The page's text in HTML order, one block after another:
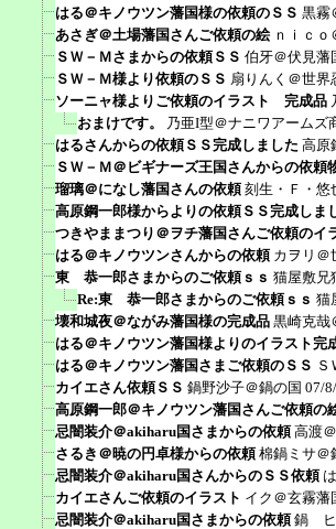
はる＠キノウツン藩国様の依頼のＳＳ 黒霧
あさぎ＠土場藩国さんご依頼の絵 ｎｉｃｏ
ＳＷ－Ｍさまからの依頼ＳＳ 伯牙＠伏見藩
ＳＷ－Ｍ様より依頼のＳＳ 扇りんく＠世界
ソーニャ様よりご依頼のイラスト 完成品
おまけです。
乃亜I型＠ナニワアームズ
はるさんからの依頼ＳＳ完成しました 高原
ＳＷ－Ｍ＠ビギナーズ王国さんからの依頼
瑠璃＠になし藩国さんの依頼 刻生・Ｆ・悠
高原鋼一郎様からよりの依頼ＳＳ完成しま
つきやままつり＠ヲチ藩国さんご依頼のイ
はる＠キノウツンさんからの依頼 カヲリ＠
東 恭一郎さまからのご依頼ｓｓ 猫屋敷兄
Re:東 恭一郎さまからのご依頼ｓｓ 猫
壊和城夜＠ながみ藩国様の完成品 黒崎克哉
はる＠キノウツン藩国様よりのイラスト完
はる＠キノウツン藩国さまご依頼のＳＳ Ｓ
カイエさん依頼ＳＳ 鍋野沙子＠鍋の国 07/
高原鋼一郎＠キノウツン藩国さんご依頼の
忌闇装介＠akiharu国さまからの依頼 高渡
さるき＠暁の円卓様からの依頼 棉鍋ミサ＠
忌闇装介＠akiharu国さんからのＳＳ依頼
カイエさんご依頼のイラスト イク＠玄霧藩
忌闇装介＠akiharu国さまからの依頼 鍋 ヒ